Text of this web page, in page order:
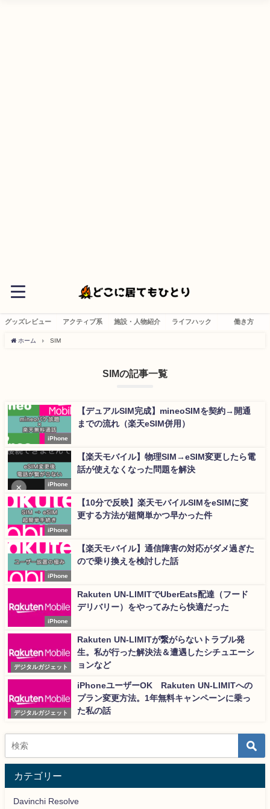
グッズレビュー アクティブ系 施設・人物紹介 ライフハック 働き方
ホーム SIM
SIMの記事一覧
iPhone
【デュアルSIM完成】mineoSIMを契約→開通
までの流れ（楽天eSIM併用）
iPhone
【楽天モバイル】物理SIM→eSIM変更したら電
話が使えなくなった問題を解決
iPhone
【10分で反映】楽天モバイルSIMをeSIMに変
更する方法が超簡単かつ早かった件
iPhone
【楽天モバイル】通信障害の対応がダメ過ぎた
ので乗り換えを検討した話
iPhone
Rakuten UN-LIMITでUberEats配達（フード
デリバリー）をやってみたら快適だった
デジタルガジェット
Rakuten UN-LIMITが繋がらないトラブル発
生。私が行った解決法＆遭遇したシチュエーシ
ョンなど
デジタルガジェット
iPhoneユーザーOK Rakuten UN-LIMITへの
プラン変更方法。1年無料キャンペーンに乗っ
た私の話
カテゴリー
Davinchi Resolve